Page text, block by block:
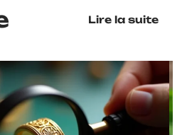
Lire la suite